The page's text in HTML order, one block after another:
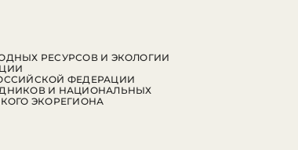
РЕСУРСОВ И ЭКОЛОГИИ
ФЕДЕРАЦИИ
И НАЦИОНАЛЬНЫХ
ЭКОРЕГИОНА